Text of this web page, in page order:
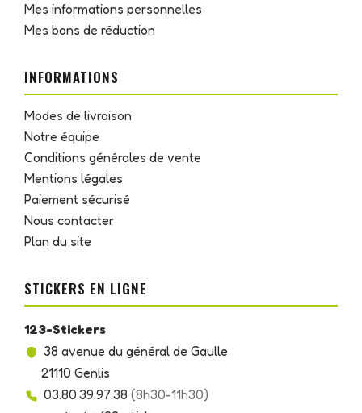
Mes informations personnelles
Mes bons de réduction
INFORMATIONS
Modes de livraison
Notre équipe
Conditions générales de vente
Mentions légales
Paiement sécurisé
Nous contacter
Plan du site
STICKERS EN LIGNE
123-Stickers
38 avenue du général de Gaulle
21110 Genlis
03.80.39.97.38 (8h30-11h30)